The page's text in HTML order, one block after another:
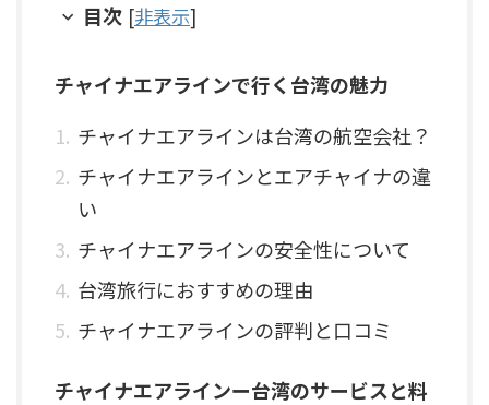
目次 [非表示]
チャイナエアラインで行く台湾の魅力
チャイナエアラインは台湾の航空会社？
チャイナエアラインとエアチャイナの違
い
チャイナエアラインの安全性について
台湾旅行におすすめの理由
チャイナエアラインの評判と口コミ
チャイナエアラインー台湾のサービスと料